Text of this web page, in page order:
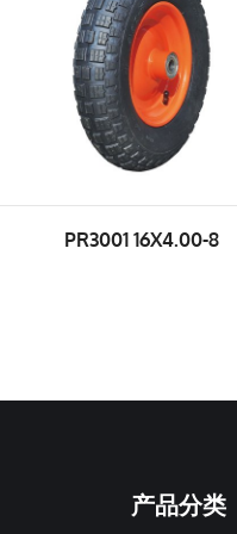
PR2515 14X3.50-8
产品分类